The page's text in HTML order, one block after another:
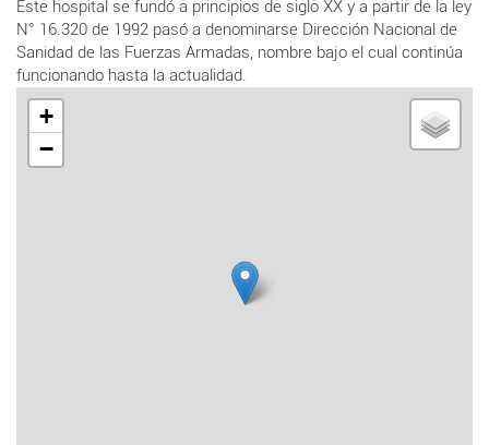
Este hospital se fundó a principios de siglo XX y a partir de la ley
N° 16.320 de 1992 pasó a denominarse Dirección Nacional de
Sanidad de las Fuerzas Armadas, nombre bajo el cual continúa
funcionando hasta la actualidad.
+
−